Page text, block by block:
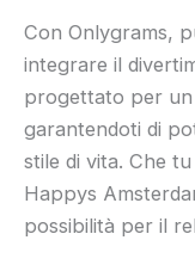
Con Onlygrams,
integrare il
progettato per
garantendoti di
stile di vita. Che
Happys
possibilità per il